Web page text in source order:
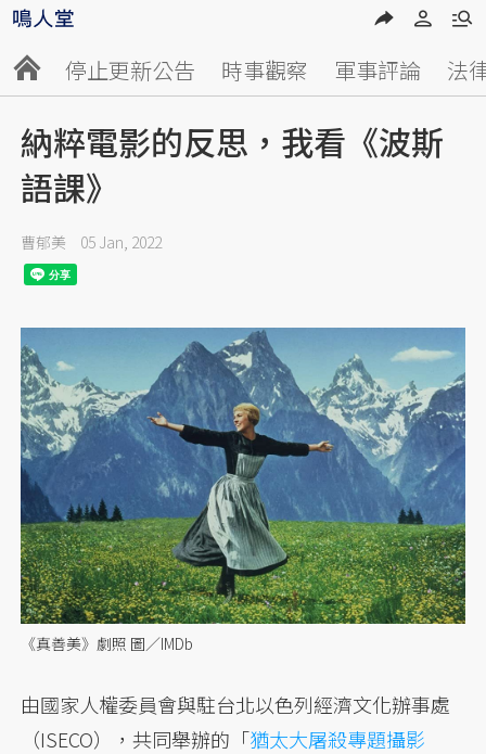
停止更新公告 時事觀察 軍事評論 法
納粹電影的反思，我看《波斯
語課》
曹郁美 05 Jan, 2022
《真善美》劇照 圖／IMDb
由國家人權委員會與駐台北以色列經濟文化辦事處
（ISECO），共同舉辦的「猶太大屠殺專題攝影